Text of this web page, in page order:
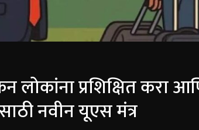
लोकांना प्रशिक्षित करा
नवीन यूएस मंत्र